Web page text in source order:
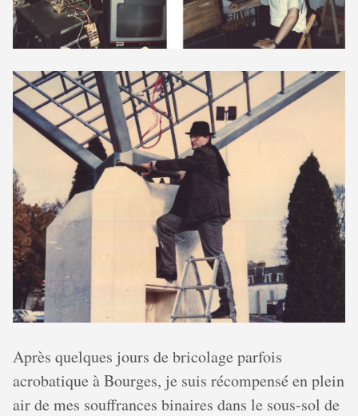
Après quelques jours de bricolage parfois
acrobatique à Bourges, je suis récompensé en plein
air de mes souffrances binaires dans le sous-sol de